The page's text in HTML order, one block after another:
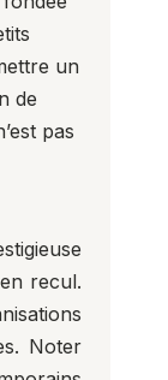
un
de
pas
recul.
Noter